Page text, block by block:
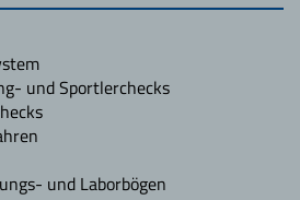
und Sportlerchecks
und Laborbögen